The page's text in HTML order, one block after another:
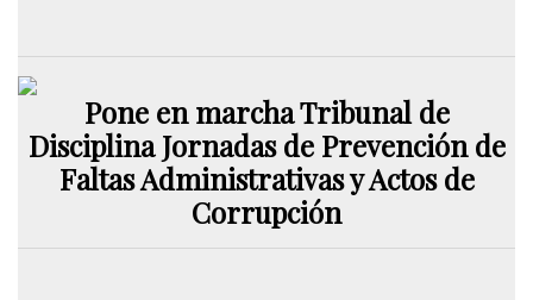
Pone en marcha Tribunal de
Disciplina Jornadas de Prevención de
Faltas Administrativas y Actos de
Corrupción